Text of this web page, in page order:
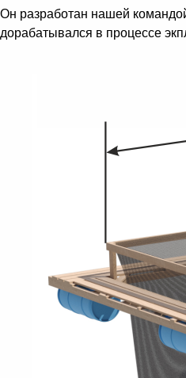
Он разработан нашей
дорабатывался в процессе